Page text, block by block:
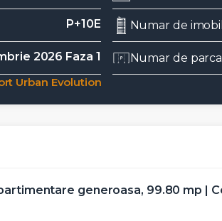
P+10E
2026 Faza 1
Numar de
Numar de
Urban Evolution
generoasa, 99.80 mp |